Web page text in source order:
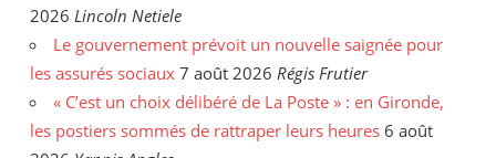
2026 Lincoln Netiele
Le gouvernement prévoit un nouvelle saignée pour
les assurés sociaux 7 août 2026 Régis Frutier
« C’est un choix délibéré de La Poste » : en Gironde,
les postiers sommés de rattraper leurs heures 6 août